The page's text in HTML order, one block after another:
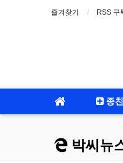
즐겨찾기 RSS 구
종
박씨뉴